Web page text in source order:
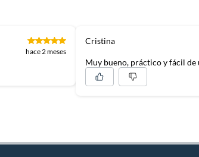
hace 2 meses
Cristina
Muy bueno, práctico y fácil de